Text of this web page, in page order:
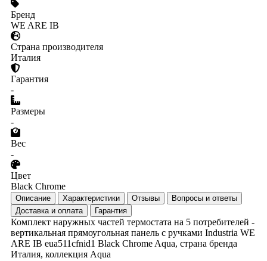
Бренд
WE ARE IB
Страна производителя
Италия
Гарантия
-
Размеры
-
Вес
-
Цвет
Black Chrome
Описание Характеристики Отзывы
Вопросы и ответы
Доставка и оплата
Гарантия
Комплект наружных частей термостата на 5 потребителей -
вертикальная прямоугольная панель с ручками Industria WE
ARE IB eua511cfnid1 Black Chrome Aqua, страна бренда
Италия, коллекция Aqua